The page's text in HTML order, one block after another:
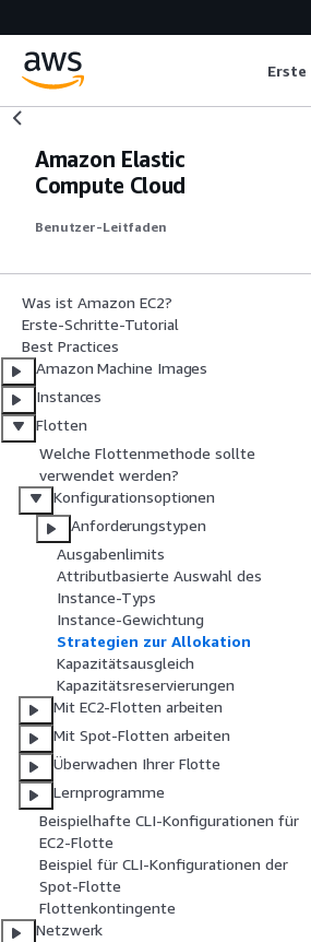
Amazon Elastic
Compute Cloud
Benutzer-Leitfaden
Was ist Amazon EC2?
Erste-Schritte-Tutorial
Best Practices
Amazon Machine Images
Instances
Flotten
Welche Flottenmethode sollte
verwendet werden?
Konfigurationsoptionen
Anforderungstypen
Ausgabenlimits
Attributbasierte Auswahl des
Instance-Typs
Instance-Gewichtung
Strategien zur Allokation
Kapazitätsausgleich
Kapazitätsreservierungen
Mit EC2-Flotten arbeiten
Mit Spot-Flotten arbeiten
Überwachen Ihrer Flotte
Lernprogramme
Beispielhafte CLI-Konfigurationen für
EC2-Flotte
Beispiel für CLI-Konfigurationen der
Spot-Flotte
Flottenkontingente
Netzwerk